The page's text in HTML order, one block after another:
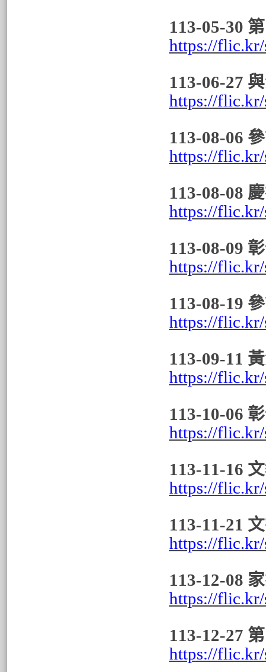
113-05-30
https://
113-06-27
https://
113-08-06
https://
113-08-08
https://
113-08-09
https://
113-08-19
https://
113-09-11
https://
113-10-06
https://
113-11-16
https://
113-11-21
https://
113-12-08
https://
113-12-27
https://